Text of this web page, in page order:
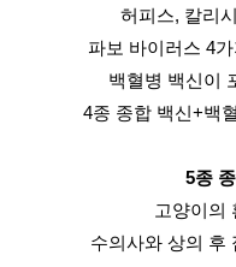
허피스, 칼리
파보 바이러스 4
백혈병 백신이
4종 종합 백신+백
5종
고양이의
수의사와 상의 후